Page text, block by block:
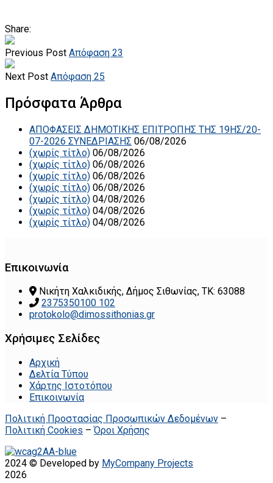
Share:
Previous Post Απόφαση 23
Next Post Απόφαση 25
Πρόσφατα Άρθρα
ΑΠΟΦΑΣΕΙΣ ΔΗΜΟΤΙΚΗΣ ΕΠΙΤΡΟΠΗΣ ΤΗΣ 19ΗΣ/20-
07-2026 ΣΥΝΕΔΡΙΑΣΗΣ 06/08/2026
(χωρίς τίτλο) 06/08/2026
(χωρίς τίτλο) 06/08/2026
(χωρίς τίτλο) 06/08/2026
(χωρίς τίτλο) 06/08/2026
(χωρίς τίτλο) 04/08/2026
(χωρίς τίτλο) 04/08/2026
(χωρίς τίτλο) 04/08/2026
Επικοινωνία
Νικήτη Χαλκιδικής, Δήμος Σιθωνίας, ΤΚ: 63088
2375350100 102
protokolo@dimossithonias.gr
Χρήσιμες Σελίδες
Αρχική
Δελτία Τύπου
Χάρτης Ιστοτόπου
Επικοινωνία
Πολιτική Προστασίας Προσωπικών Δεδομένων –
Πολιτική Cookies –Όροι Χρήσης
2024 © Developed by MyCompany Projects
2026